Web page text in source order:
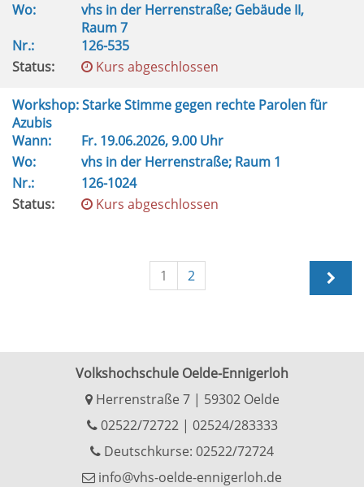
Wo:
vhs in der Herrenstraße; Gebäude II,
Raum 7
Nr.:
126-535
Status:
Kurs abgeschlossen
Workshop: Starke Stimme gegen rechte Parolen für
Azubis
Wann:
Fr. 19.06.2026, 9.00 Uhr
Wo:
vhs in der Herrenstraße; Raum 1
Nr.:
126-1024
Status:
Kurs abgeschlossen
1 2
Volkshochschule Oelde-Ennigerloh
Herrenstraße 7 | 59302 Oelde
02522/72722| 02524/283333
Deutschkurse: 02522/72724
info@vhs-oelde-ennigerloh.de